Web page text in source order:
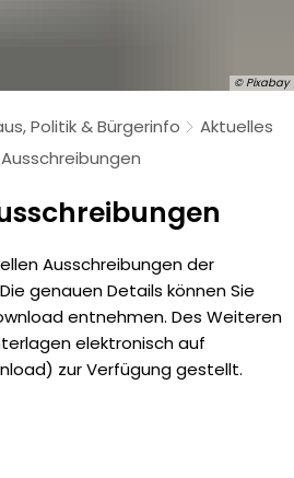
© Pixabay
Politik & Bürgerinfo
Aktuelles
Ausschreibungen der
genauen Details können Sie
entnehmen. Des Weiteren
elektronisch auf
zur Verfügung gestellt.